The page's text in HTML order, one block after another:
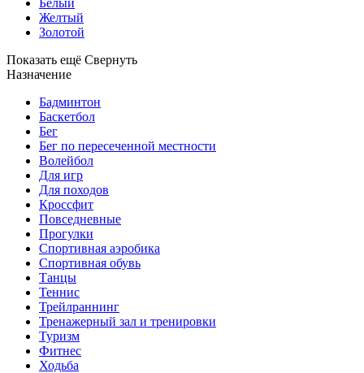
Желтый
Золотой
Показать ещё Свернуть
Назначение
Бадминтон
Баскетбол
Бег
Бег по пересеченной местности
Волейбол
Для игр
Для походов
Кроссфит
Повседневные
Прогулки
Спортивная аэробика
Спортивная обувь
Танцы
Теннис
Трейлраннинг
Тренажерный зал и тренировки
Туризм
Фитнес
Ходьба